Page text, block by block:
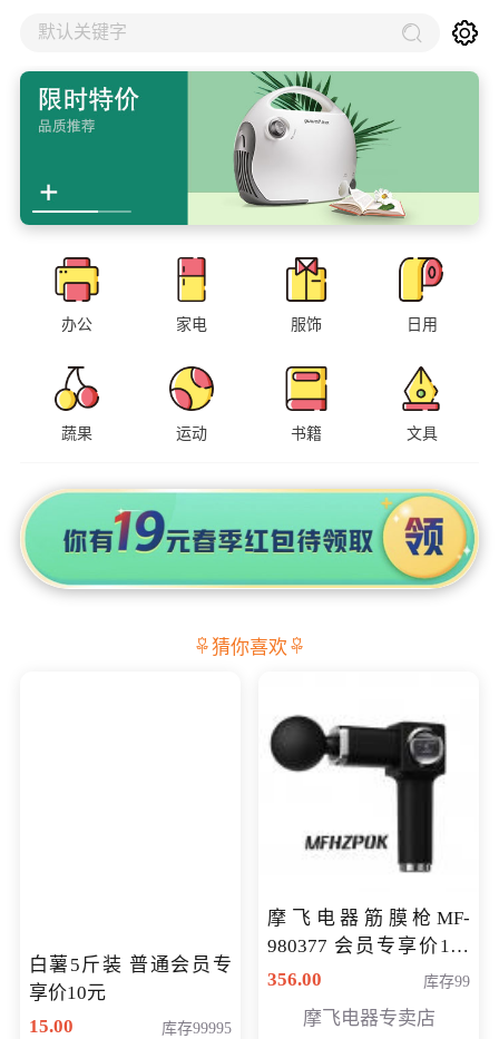
默认关键字
办公 家电 服饰 日用
蔬果 运动 书籍 文具
猜你喜欢
白薯5斤装 普通会员专
享价10元
15.00
库存99995
摩飞电器筋膜枪MF-
980377 会员专享价199
元
356.00 库存99
摩飞电器专卖店